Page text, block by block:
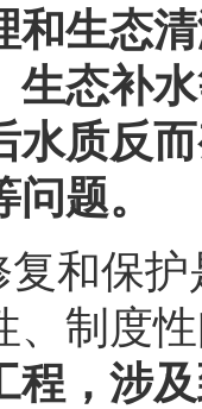
和生态
生态补
水质反
题。
和保
、制度
程，涉